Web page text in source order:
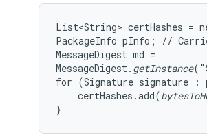
List<String> certHashes =
PackageInfo pInfo; //
MessageDigest md =
MessageDigest. getInstance
for (Signature signature :
    certHashes.add(
}